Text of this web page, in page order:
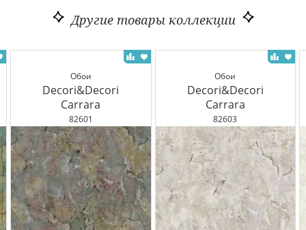
Другие товары коллекции
Обои
Decori&Decori
Carrara
82601
Обои
Decori&Decori
Carrara
82603